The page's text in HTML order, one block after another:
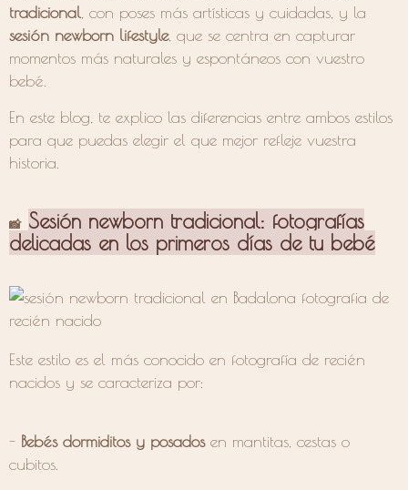
tradicional , con poses más artísticas y cuidadas, y la
sesión newborn lifestyle, que se centra en capturar
momentos más naturales y espontáneos con vuestro
bebé.
En este blog, te explico las diferencias entre ambos estilos
para que puedas elegir el que mejor refleje vuestra
historia.
📸 Sesión newborn tradicional: fotografías
delicadas en los primeros días de tu bebé
Este estilo es el más conocido en fotografía de recién
nacidos y se caracteriza por:
- Bebés dormiditos y posadosen mantitas, cestas o
cubitos.